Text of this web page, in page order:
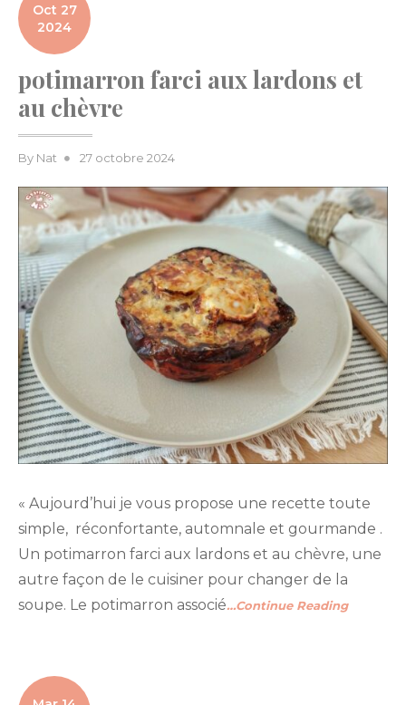
Oct 27
2024
potimarron farci aux lardons et
au chèvre
By Nat
Posted
27 octobre 2024
« Aujourd’hui je vous propose une recette toute
simple, réconfortante, automnale et gourmande .
Un potimarron farci aux lardons et au chèvre, une
autre façon de le cuisiner pour changer de la
soupe. Le potimarron associé…Continue Reading